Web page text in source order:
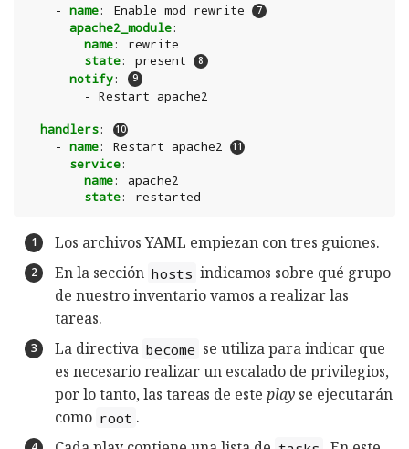
- name:
Enable mod_rewrite
apache2_module:
name:
rewrite
state:
present
notify:
- Restart apache2
handlers:
- name:
Restart apache2
service:
name:
apache2
state: restarted
Los archivos YAML empiezan con tres guiones.
En la sección hosts indicamos sobre qué grupo
de nuestro inventario vamos a realizar las
tareas.
La directiva become se utiliza para indicar que
es necesario realizar un escalado de privilegios,
por lo tanto, las tareas de este play se ejecutarán
como root .